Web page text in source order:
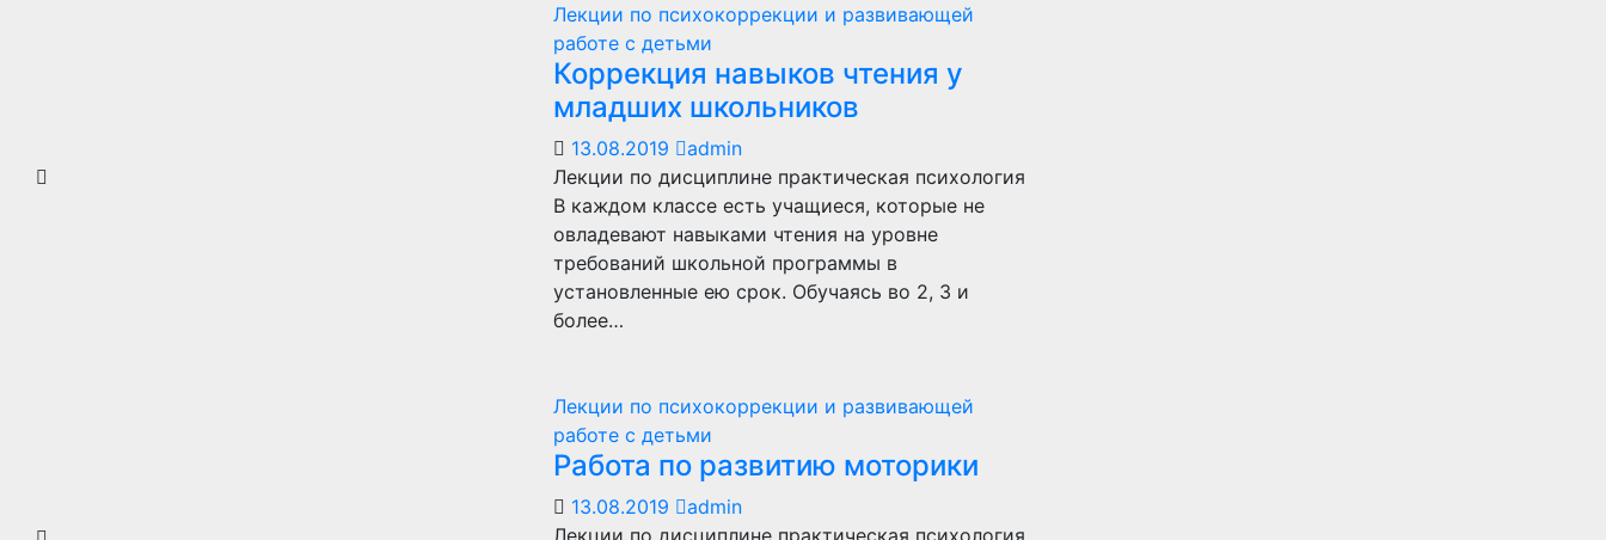
Лекции по психокоррекции и развивающей
работе с детьми
Коррекция навыков чтения у
младших школьников
13.08.2019
admin
Лекции по дисциплине практическая психология
В каждом классе есть учащиеся, которые не
овладевают навыками чтения на уровне
требований школьной программы в
установленные ею срок. Обучаясь во 2, 3 и
более…
Лекции по психокоррекции и развивающей
работе с детьми
Работа по развитию моторики
13.08.2019
admin
Лекции по дисциплине практическая психология